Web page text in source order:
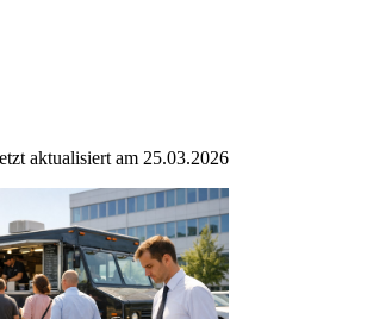
aktualisiert am 25.03.2026